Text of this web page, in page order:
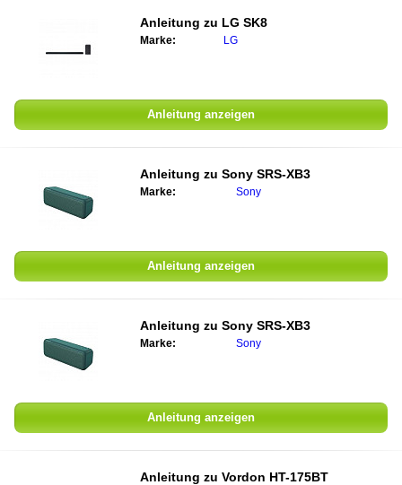
Anleitung zu LG SK8
Marke: LG
Anleitung anzeigen
Anleitung zu Sony SRS-XB3
Marke: Sony
Anleitung anzeigen
Anleitung zu Sony SRS-XB3
Marke: Sony
Anleitung anzeigen
Anleitung zu Vordon HT-175BT